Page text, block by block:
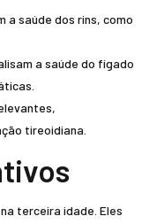
a saúde dos rins, como
a saúde do fígado
tireoidiana.
terceira idade. Eles